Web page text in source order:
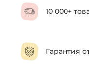
10 000+
Гарантия